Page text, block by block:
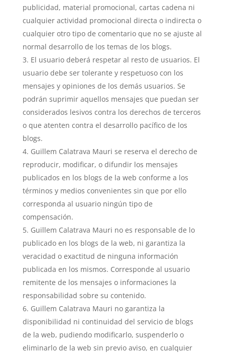
publicidad, material promocional, cartas cadena ni
cualquier actividad promocional directa o indirecta o
cualquier otro tipo de comentario que no se ajuste al
normal desarrollo de los temas de los blogs.
El usuario deberá respetar al resto de usuarios. El
usuario debe ser tolerante y respetuoso con los
mensajes y opiniones de los demás usuarios. Se
podrán suprimir aquellos mensajes que puedan ser
considerados lesivos contra los derechos de terceros
o que atenten contra el desarrollo pacífico de los
blogs.
Guillem Calatrava Mauri se reserva el derecho de
reproducir, modificar, o difundir los mensajes
publicados en los blogs de la web conforme a los
términos y medios convenientes sin que por ello
corresponda al usuario ningún tipo de
compensación.
Guillem Calatrava Mauri no es responsable de lo
publicado en los blogs de la web, ni garantiza la
veracidad o exactitud de ninguna información
publicada en los mismos. Corresponde al usuario
remitente de los mensajes o informaciones la
responsabilidad sobre su contenido.
Guillem Calatrava Mauri no garantiza la
disponibilidad ni continuidad del servicio de blogs
de la web, pudiendo modificarlo, suspenderlo o
eliminarlo de la web sin previo aviso, en cualquier